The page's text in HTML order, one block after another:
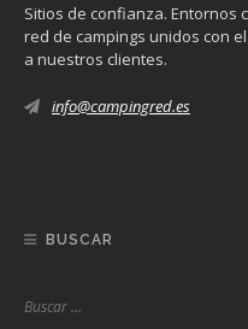
Sitios de confianza. Entornos
red de campings unidos con
a nuestros clientes.
info@campingred.es
BUSCAR